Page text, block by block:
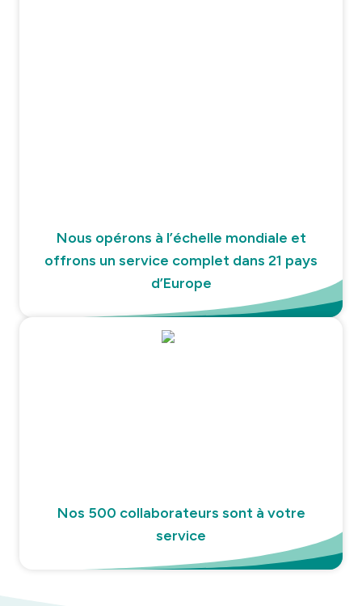
Nous opérons à l’échelle mondiale et
offrons un service complet dans 21 pays
d’Europe
Nos 500 collaborateurs sont à votre
service